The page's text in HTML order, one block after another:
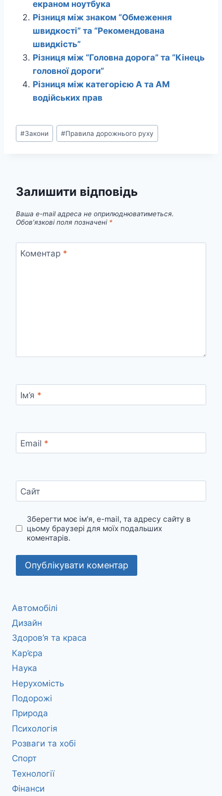
екраном ноутбука
Різниця між знаком “Обмеження
швидкості” та “Рекомендована
швидкість”
Різниця між “Головна дорога” та “Кінець
головної дороги”
Різниця між категорією A та AM
водійських прав
Позначки
запису:
#Закони #Правила дорожнього руху
Залишити відповідь
Ваша e-mail адреса не оприлюднюватиметься.
Обов’язкові поля позначені *
Коментар *
Ім’я *
Email *
Сайт
Зберегти моє ім'я, e-mail, та адресу сайту в
цьому браузері для моїх подальших
коментарів.
Автомобілі
Дизайн
Здоров’я та краса
Кар’єра
Наука
Нерухомість
Подорожі
Природа
Психологія
Розваги та хобі
Спорт
Технології
Фінанси